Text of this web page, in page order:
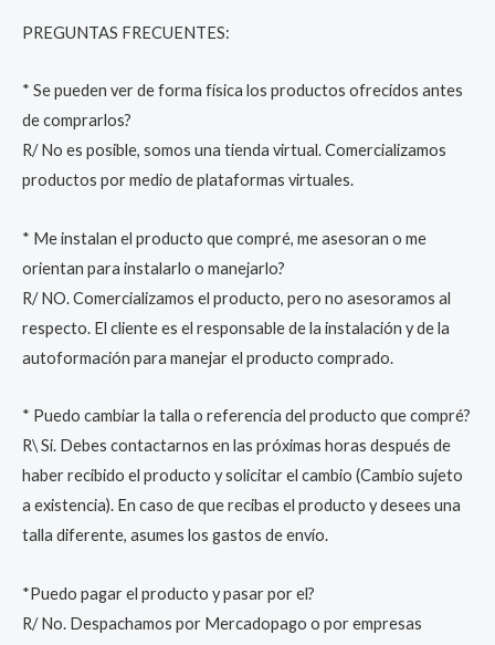
PREGUNTAS FRECUENTES:
* Se pueden ver de forma física los productos ofrecidos antes
de comprarlos?
R/ No es posible, somos una tienda virtual. Comercializamos
productos por medio de plataformas virtuales.
* Me instalan el producto que compré, me asesoran o me
orientan para instalarlo o manejarlo?
R/ NO. Comercializamos el producto, pero no asesoramos al
respecto. El cliente es el responsable de la instalación y de la
autoformación para manejar el producto comprado.
* Puedo cambiar la talla o referencia del producto que compré?
R\ Si. Debes contactarnos en las próximas horas después de
haber recibido el producto y solicitar el cambio (Cambio sujeto
a existencia). En caso de que recibas el producto y desees una
talla diferente, asumes los gastos de envío.
*Puedo pagar el producto y pasar por el?
R/ No. Despachamos por Mercadopago o por empresas